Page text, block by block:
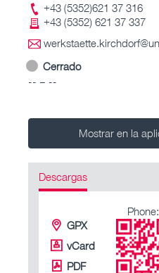
+43 (5352)621 37 316
+43 (5352) 621 37 337
Cerrado
-- – --
Mostrar en la
Descargas
GPX
vCard
PDF
Phone: